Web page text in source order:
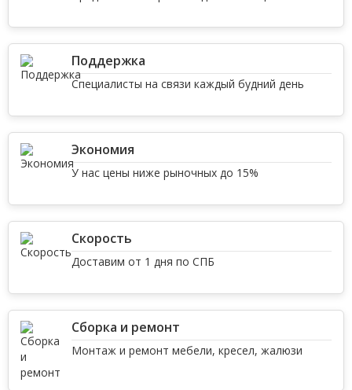
Поддержка
Специалисты на связи каждый будний день
Экономия
У нас цены ниже рыночных до 15%
Скорость
Доставим от 1 дня по СПБ
Сборка и ремонт
Монтаж и ремонт мебели, кресел, жалюзи